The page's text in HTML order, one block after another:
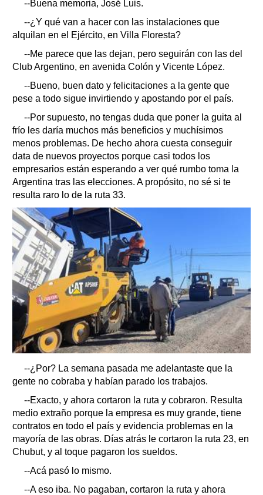
--Buena memoria, José Luis.
--¿Y qué van a hacer con las instalaciones que
alquilan en el Ejército, en Villa Floresta?
--Me parece que las dejan, pero seguirán con las del
Club Argentino, en avenida Colón y Vicente López.
--Bueno, buen dato y felicitaciones a la gente que
pese a todo sigue invirtiendo y apostando por el país.
--Por supuesto, no tengas duda que poner la guita al
frío les daría muchos más beneficios y muchísimos
menos problemas. De hecho ahora cuesta conseguir
data de nuevos proyectos porque casi todos los
empresarios están esperando a ver qué rumbo toma la
Argentina tras las elecciones. A propósito, no sé si te
resulta raro lo de la ruta 33.
--¿Por? La semana pasada me adelantaste que la
gente no cobraba y habían parado los trabajos.
--Exacto, y ahora cortaron la ruta y cobraron. Resulta
medio extraño porque la empresa es muy grande, tiene
contratos en todo el país y evidencia problemas en la
mayoría de las obras. Días atrás le cortaron la ruta 23, en
Chubut, y al toque pagaron los sueldos.
--Acá pasó lo mismo.
--A eso iba. No pagaban, cortaron la ruta y ahora